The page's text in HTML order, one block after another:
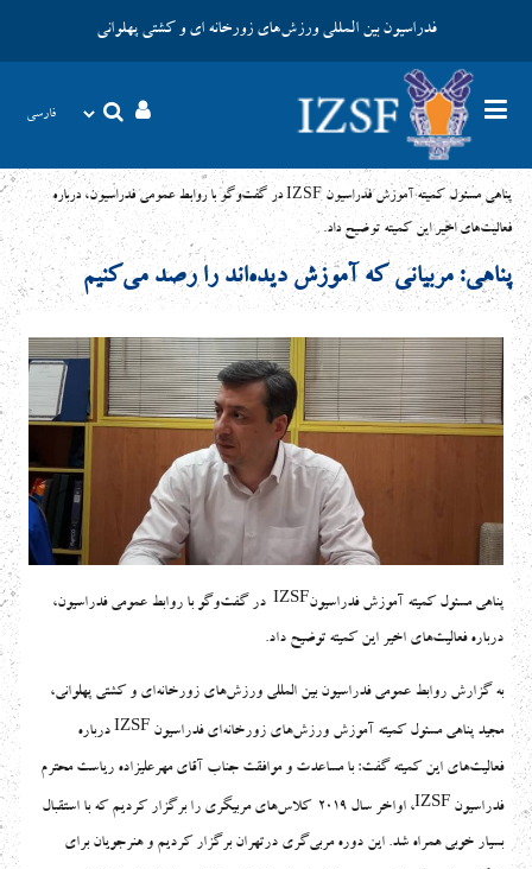
فدراسیون بین المللی ورزش‌های زورخانه ای و کشتی پهلوانی
پناهی مسئول کمیته آموزش فدراسیون IZSF در گفت‌وگو با روابط عمومی فدراسیون، درباره
فعالیت‌های اخیر این کمیته توضیح داد.
پناهی: مربیانی که آموزش دیده‌اند را رصد می‌کنیم
پناهی مسئول کمیته آموزش فدراسیونIZSF در گفت‌وگو با روابط عمومی فدراسیون،
درباره فعالیت‌های اخیر این کمیته توضیح داد.
به گزارش روابط عمومی فدراسیون بین المللی ورزش‌های زورخانه‌ای و کشتی پهلوانی،
مجید پناهی مسئول کمیته آموزش ورزش‌های زورخانه‌ای فدراسیون IZSF درباره
فعالیت‌های این کمیته گفت: با مساعدت و موافقت جناب آقای مهرعلیزاده ریاست محترم
فدراسیون IZSF
، اواخر سال 2019 کلاس‌های مربیگری را برگزار کردیم که با استقبال
بسیار خوبی همراه شد. این دوره مربی‌گری درتهران برگزار کردیم و هنرجویان برای